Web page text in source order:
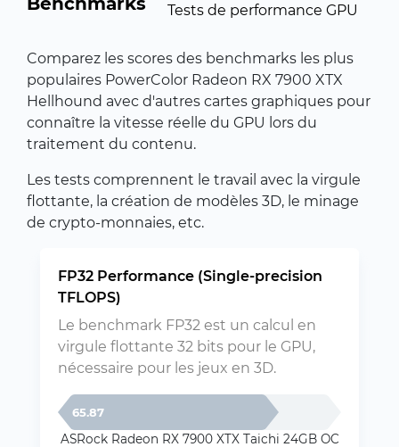
Tests de performance GPU
Comparez les scores des benchmarks les plus
populaires PowerColor Radeon RX 7900 XTX
Hellhound avec d'autres cartes graphiques pour
connaître la vitesse réelle du GPU lors du
traitement du contenu.
Les tests comprennent le travail avec la virgule
flottante, la création de modèles 3D, le minage
de crypto-monnaies, etc.
FP32 Performance (Single-precision
TFLOPS)
Le benchmark FP32 est un calcul en
virgule flottante 32 bits pour le GPU,
nécessaire pour les jeux en 3D.
65.87
ASRock Radeon RX 7900 XTX Taichi 24GB OC